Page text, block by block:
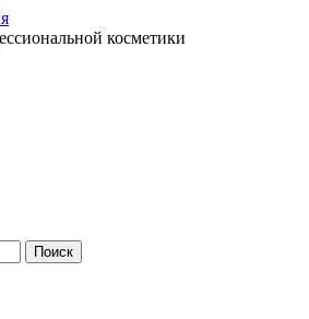
косметики